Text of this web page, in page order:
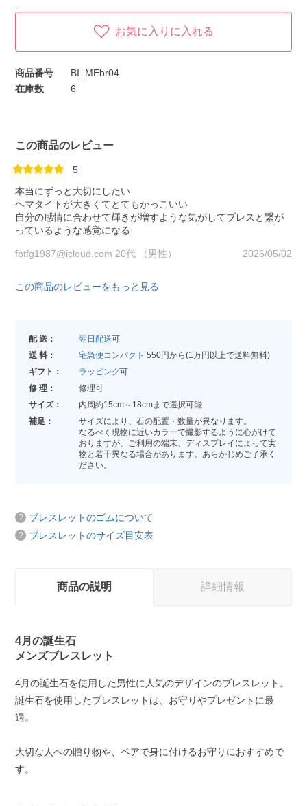
お気に入りに入れる
商品番号
BI_MEbr04
在庫数
6
この商品のレビュー
5
本当にずっと大切にしたい
ヘマタイトが大きくてとてもかっこいい
自分の感情に合わせて輝きが増すような気がしてブレスと繋が
っているような感覚になる
fbtfg1987@icloud.com 20代 （男性） 2026/05/02
この商品のレビューをもっと見る
配 送： 翌日配送可
送 料：
宅急便コンパクト 550円から(1万円以上で送料無料)
ギフト：
ラッピング可
修 理：
修理可
サイズ：
内周約15cm～18cmまで選択可能
補足：
サイズにより、石の配置・数量が異なります。
なるべく現物に近いカラーで撮影するように心がけて
おりますが、ご利用の端末、ディスプレイによって実
物と若干異なる場合があります。あらかじめご了承く
ださい。
ブレスレットのゴムについて
ブレスレットのサイズ目安表
商品の説明 詳細情報
4月の誕生石
メンズブレスレット
4月の誕生石を使用した男性に人気のデザインのブレスレット。
誕生石を使用したブレスレットは、お守りやプレゼントに最
適。
大切な人への贈り物や、ペアで身に付けるお守りにおすすめで
す。